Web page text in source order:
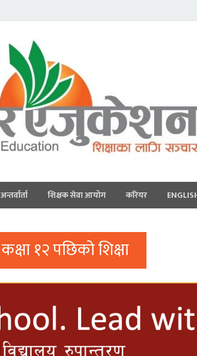
अन्तर्वार्ता शिक्षक सेवा आयोग करियर
कक्षा १२ पछिको शिक्षा